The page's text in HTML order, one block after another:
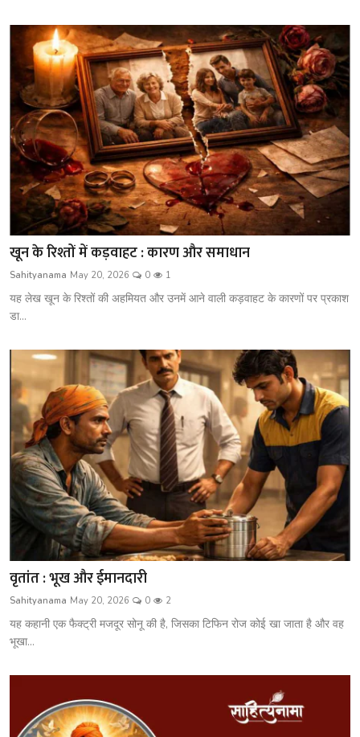
खून के रिश्तों में कड़वाहट : कारण और समाधान
Sahityanama May 20, 2026 0 1
यह लेख खून के रिश्तों की अहमियत और उनमें आने वाली कड़वाहट के कारणों पर प्रकाश
डा...
वृतांत : भूख और ईमानदारी
Sahityanama May 20, 2026 0 2
यह कहानी एक फैक्ट्री मजदूर सोनू की है, जिसका टिफिन रोज कोई खा जाता है और वह
भूखा...